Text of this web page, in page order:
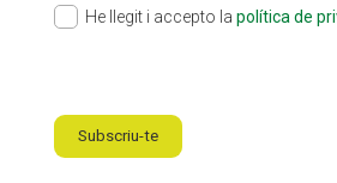
He llegit i accepto la política de
Subscriu-te